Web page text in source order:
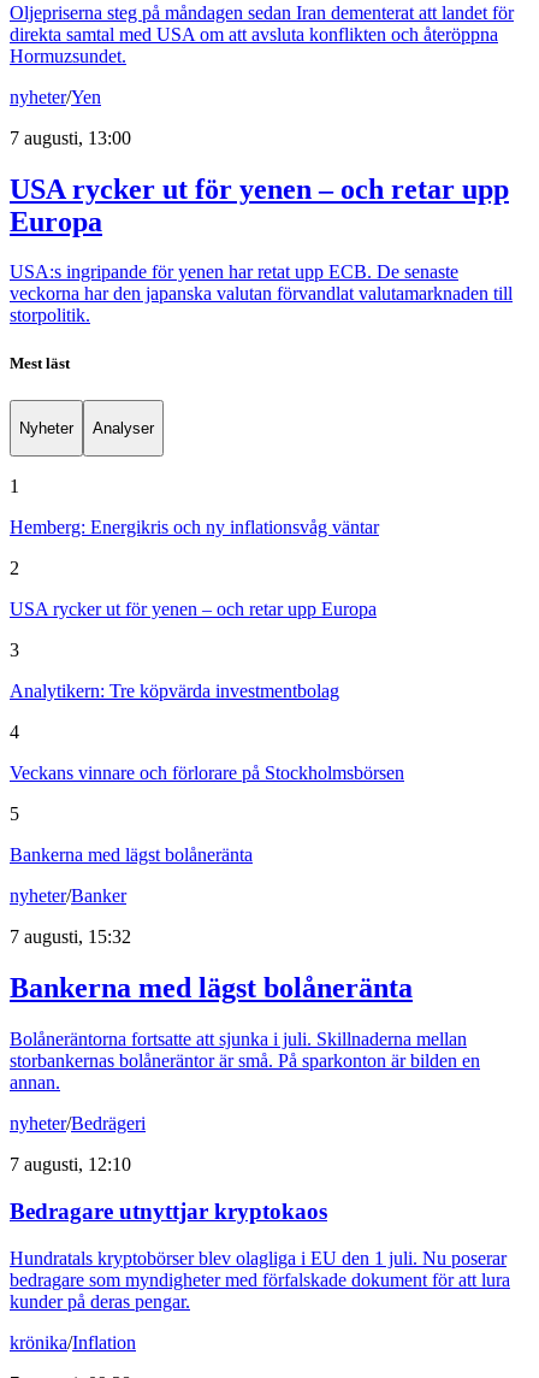
Oljepriserna steg på måndagen sedan Iran dementerat att landet för
direkta samtal med USA om att avsluta konflikten och återöppna
Hormuzsundet.
nyheter/Yen
7 augusti, 13:00
USA rycker ut för yenen – och retar upp
Europa
USA:s ingripande för yenen har retat upp ECB. De senaste
veckorna har den japanska valutan förvandlat valutamarknaden till
storpolitik.
Mest läst
Nyheter Analyser
1
Hemberg: Energikris och ny inflationsvåg väntar
2
USA rycker ut för yenen – och retar upp Europa
3
Analytikern: Tre köpvärda investmentbolag
4
Veckans vinnare och förlorare på Stockholmsbörsen
5
Bankerna med lägst bolåneränta
nyheter/Banker
7 augusti, 15:32
Bankerna med lägst bolåneränta
Bolåneräntorna fortsatte att sjunka i juli. Skillnaderna mellan
storbankernas bolåneräntor är små. På sparkonton är bilden en
annan.
nyheter/Bedrägeri
7 augusti, 12:10
Bedragare utnyttjar kryptokaos
Hundratals kryptobörser blev olagliga i EU den 1 juli. Nu poserar
bedragare som myndigheter med förfalskade dokument för att lura
kunder på deras pengar.
krönika/Inflation